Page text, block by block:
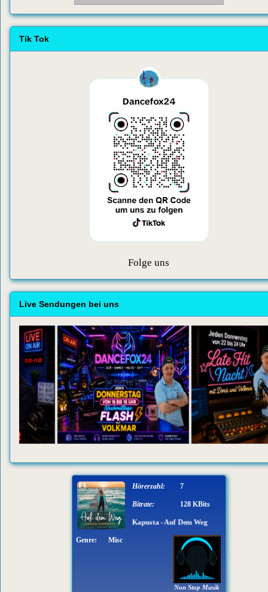
Tik Tok
Folge uns
Live Sendungen bei uns
Non Stop Musik
Bruce Kapusta - Auf Dem Weg
Hörerzahl: 7
Bitrate: 128 KBits
Genre: Misc